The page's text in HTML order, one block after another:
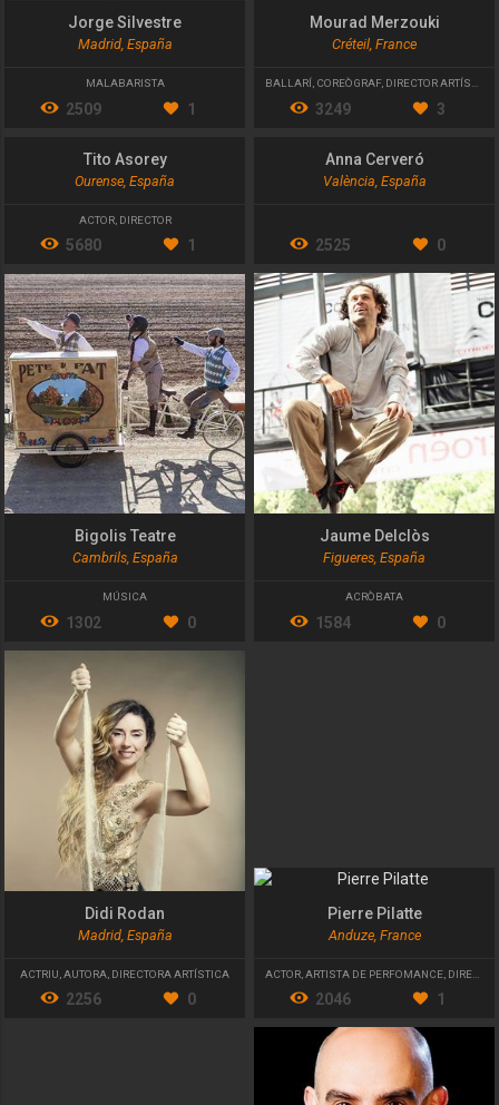
Jorge Silvestre
Madrid, España
MALABARISTA
2509 1
Mourad Merzouki
Créteil, France
BALLARÍ COREÒGRAF, DIRECTOR ARTÍSTIC
3249 3
Tito Asorey
Ourense, España
ACTOR, DIRECTOR
5680 1
Anna Cerveró
València, España
2525 0
Bigolis Teatre
Cambrils, España
MÚSICA
1302 0
Jaume Delclòs
Figueres, España
ACRÒBATA
1584 0
Didi Rodan
Madrid, España
ACTRIU AUTORA DIRECTORA ARTÍSTICA
2256 0
Pierre Pilatte
Anduze, France
ACTOR ARTISTA DE PERFOMANCE DIRECTOR ARTÍSTIC
2046 1